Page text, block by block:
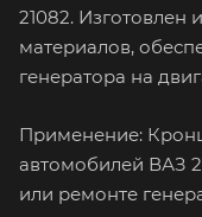
21082. Изготовлен
материалов,
генератора на
Применение:
автомобилей ВАЗ
или ремонте